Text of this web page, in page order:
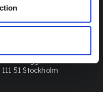
Sweden (Stockholm)
111 51 Stockholm